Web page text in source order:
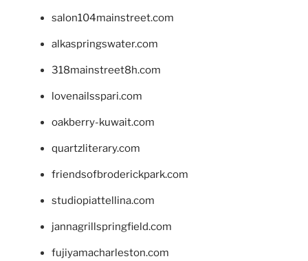
salon104mainstreet.com
alkaspringswater.com
318mainstreet8h.com
lovenailsspari.com
oakberry-kuwait.com
quartzliterary.com
friendsofbroderickpark.com
studiopiattellina.com
jannagrillspringfield.com
fujiyamacharleston.com